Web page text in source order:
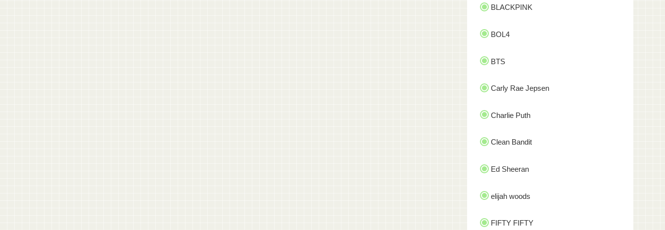
BLACKPINK
BOL4
BTS
Carly Rae Jepsen
Charlie Puth
Clean Bandit
Ed Sheeran
elijah woods
FIFTY FIFTY